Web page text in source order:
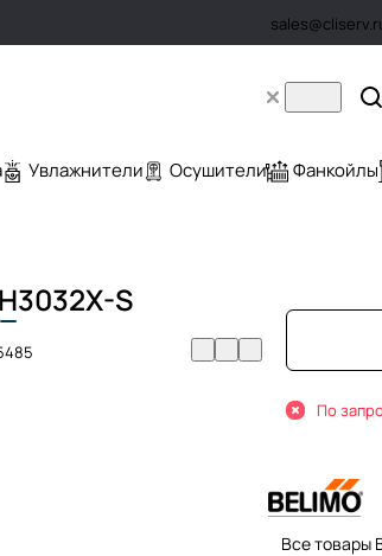
Увлажнители Осушители Фанкойлы
H3032X-S
По
Все товары